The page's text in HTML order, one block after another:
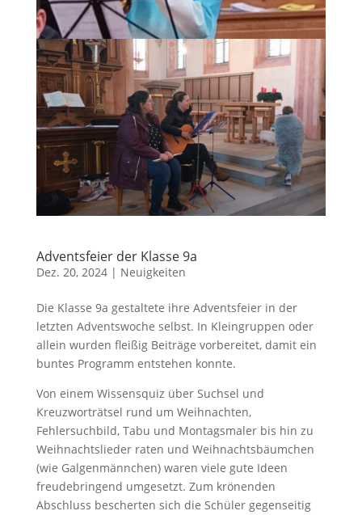
Adventsfeier der Klasse 9a
Dez. 20, 2024| Neuigkeiten
Die Klasse 9a gestaltete ihre Adventsfeier in der
letzten Adventswoche selbst. In Kleingruppen oder
allein wurden fleißig Beiträge vorbereitet, damit ein
buntes Programm entstehen konnte.
Von einem Wissensquiz über Suchsel und
Kreuzworträtsel rund um Weihnachten,
Fehlersuchbild, Tabu und Montagsmaler bis hin zu
Weihnachtslieder raten und Weihnachtsbäumchen
(wie Galgenmännchen) waren viele gute Ideen
freudebringend umgesetzt. Zum krönenden
Abschluss bescherten sich die Schüler gegenseitig